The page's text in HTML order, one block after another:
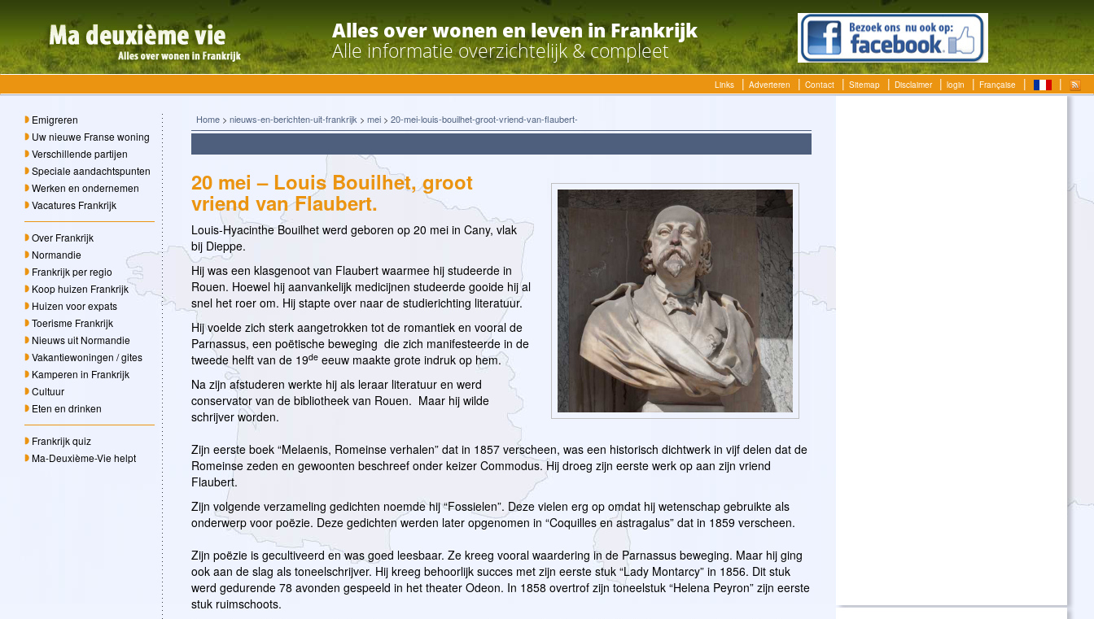
Alles over wonen en leven in Frankrijk
Alle informatie overzichtelijk & compleet
Links Adverteren Contact Sitemap Disclaimer login Française
Emigreren
Uw nieuwe Franse woning
Verschillende partijen
Speciale aandachtspunten
Werken en ondernemen
Vacatures Frankrijk
Over Frankrijk
Normandie
Frankrijk per regio
Koop huizen Frankrijk
Huizen voor expats
Toerisme Frankrijk
Nieuws uit Normandie
Vakantiewoningen / gites
Kamperen in Frankrijk
Cultuur
Eten en drinken
Frankrijk quiz
Ma-Deuxième-Vie helpt
Home > nieuws-en-berichten-uit-frankrijk > mei > 20-mei-louis-bouilhet-groot-vriend-van-flaubert-
20 mei – Louis Bouilhet, groot
vriend van Flaubert.
Louis-Hyacinthe Bouilhet werd geboren op 20 mei in Cany, vlak
bij Dieppe.
Hij was een klasgenoot van Flaubert waarmee hij studeerde in
Rouen. Hoewel hij aanvankelijk medicijnen studeerde gooide hij al
snel het roer om. Hij stapte over naar de studierichting literatuur.
Hij voelde zich sterk aangetrokken tot de romantiek en vooral de
Parnassus, een poëtische beweging die zich manifesteerde in de
tweede helft van de 19de eeuw maakte grote indruk op hem.
Na zijn afstuderen werkte hij als leraar literatuur en werd
conservator van de bibliotheek van Rouen. Maar hij wilde
schrijver worden.
Zijn eerste boek “Melaenis, Romeinse verhalen” dat in 1857 verscheen, was een historisch dichtwerk in vijf delen dat de
Romeinse zeden en gewoonten beschreef onder keizer Commodus. Hij droeg zijn eerste werk op aan zijn vriend
Flaubert.
Zijn volgende verzameling gedichten noemde hij “Fossielen”. Deze vielen erg op omdat hij wetenschap gebruikte als
onderwerp voor poëzie. Deze gedichten werden later opgenomen in “Coquilles en astragalus” dat in 1859 verscheen.
Zijn poëzie is gecultiveerd en was goed leesbaar. Ze kreeg vooral waardering in de Parnassus beweging. Maar hij ging
ook aan de slag als toneelschrijver. Hij kreeg behoorlijk succes met zijn eerste stuk “Lady Montarcy” in 1856. Dit stuk
werd gedurende 78 avonden gespeeld in het theater Odeon. In 1858 overtrof zijn toneelstuk “Helena Peyron” zijn eerste
stuk ruimschoots.